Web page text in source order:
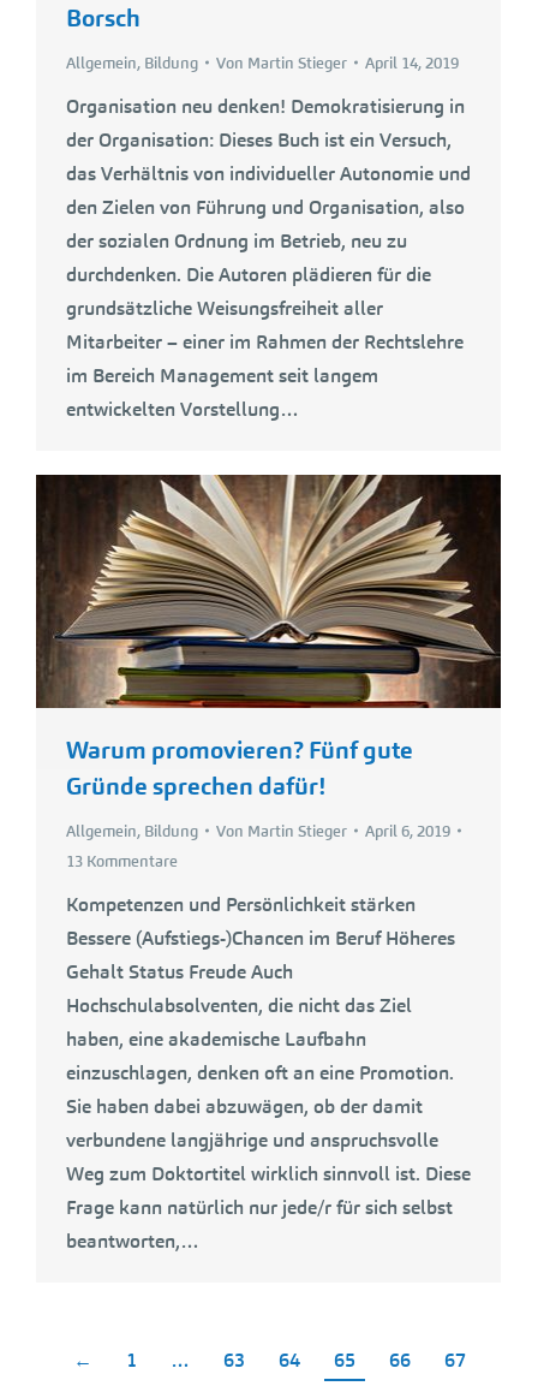
Borsch
Allgemein, Bildung Von Martin Stieger April 14, 2019
Organisation neu denken! Demokratisierung in
der Organisation: Dieses Buch ist ein Versuch,
das Verhältnis von individueller Autonomie und
den Zielen von Führung und Organisation, also
der sozialen Ordnung im Betrieb, neu zu
durchdenken. Die Autoren plädieren für die
grundsätzliche Weisungsfreiheit aller
Mitarbeiter – einer im Rahmen der Rechtslehre
im Bereich Management seit langem
entwickelten Vorstellung…
Warum promovieren? Fünf gute
Gründe sprechen dafür!
Allgemein, Bildung Von Martin Stieger
April 6, 2019
13 Kommentare
Kompetenzen und Persönlichkeit stärken
Bessere (Aufstiegs-)Chancen im Beruf Höheres
Gehalt Status Freude Auch
Hochschulabsolventen, die nicht das Ziel
haben, eine akademische Laufbahn
einzuschlagen, denken oft an eine Promotion.
Sie haben dabei abzuwägen, ob der damit
verbundene langjährige und anspruchsvolle
Weg zum Doktortitel wirklich sinnvoll ist. Diese
Frage kann natürlich nur jede/r für sich selbst
beantworten,…
← 1 … 63 64 65 66
67